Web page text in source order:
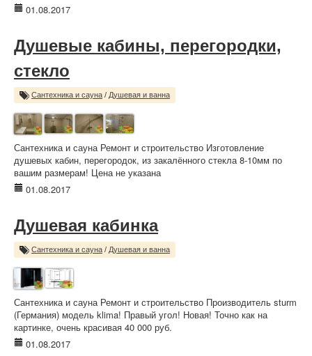
01.08.2017
Душевые кабины, перегородки,
стекло
Сантехника и сауна / Душевая и ванна
Сантехника и сауна Ремонт и строительство Изготовление
душевых кабин, перегородок, из закалённого стекла 8-10мм по
вашим размерам! Цена не указана
01.08.2017
Душевая кабинка
Сантехника и сауна / Душевая и ванна
Сантехника и сауна Ремонт и строительство Производитель sturm
(Германия) модель klima! Правый угол! Новая! Точно как на
картинке, очень красивая 40 000 руб.
01.08.2017